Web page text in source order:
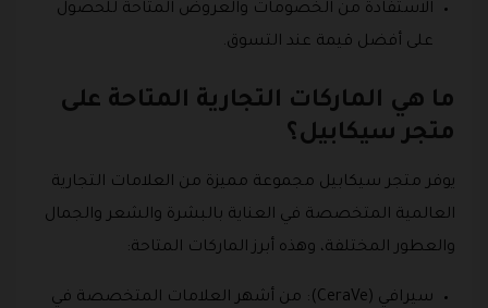
الاستفادة من الخصومات والعروض المتاحة للحصول
على أفضل قيمة عند التسوق.
ما هي الماركات التجارية المتاحة على
متجر سيكابيل؟
يوفر متجر سيكابيل مجموعة مميزة من العلامات التجارية
العالمية المتخصصة في العناية بالبشرة والشعر والجمال
والعطور المختلفة، وهذه أبرز الماركات المتاحة:
سيرافي (CeraVe): من أشهر العلامات المتخصصة في